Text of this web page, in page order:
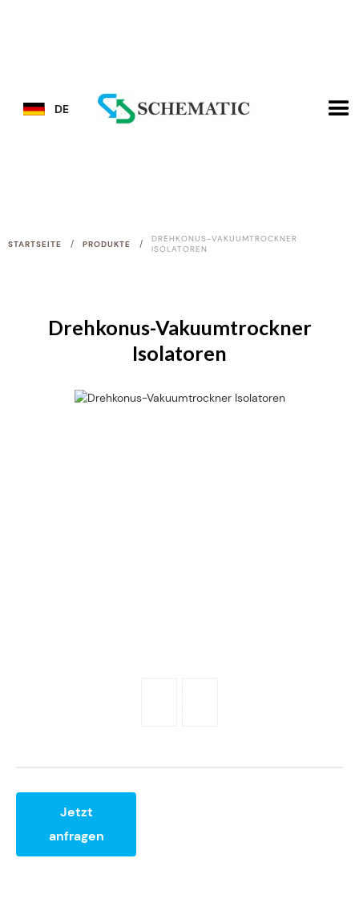
DE
STARTSEITE / PRODUKTE /
DREHKONUS-VAKUUMTROCKNER
ISOLATOREN
Drehkonus-Vakuumtrockner
Isolatoren
Jetzt
anfragen